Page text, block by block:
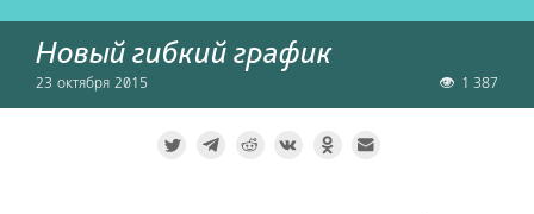
Новый гибкий график
23 октября 2015 1 387